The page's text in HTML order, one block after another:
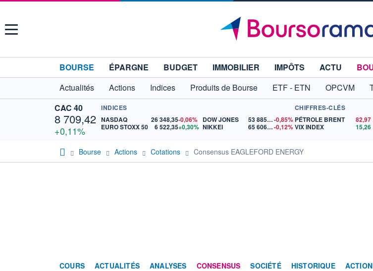
Menu
BOURSE ÉPARGNE BUDGET IMMOBILIER IMPÔTS ACTU
Actualités
Actions Indices Produits de Bourse ETF - ETN OPCVM
CAC 40
8 709,42
+0,11%
INDICES
NASDAQ
26 348,35-0,06%
EURO STOXX 50
6 522,35+0,30%
DOW JONES 53 885,10-0,85%
NIKKEI
65 606,71-0,12%
CHIFFRES-CLÉS
PÉTROLE BRENT
82,97
VIX INDEX
15,26
Bourse Actions Cotations Consensus EAGLEFORD ENERGY
COURS ACTUALITÉS ANALYSES CONSENSUS SOCIÉTÉ HISTORIQUE